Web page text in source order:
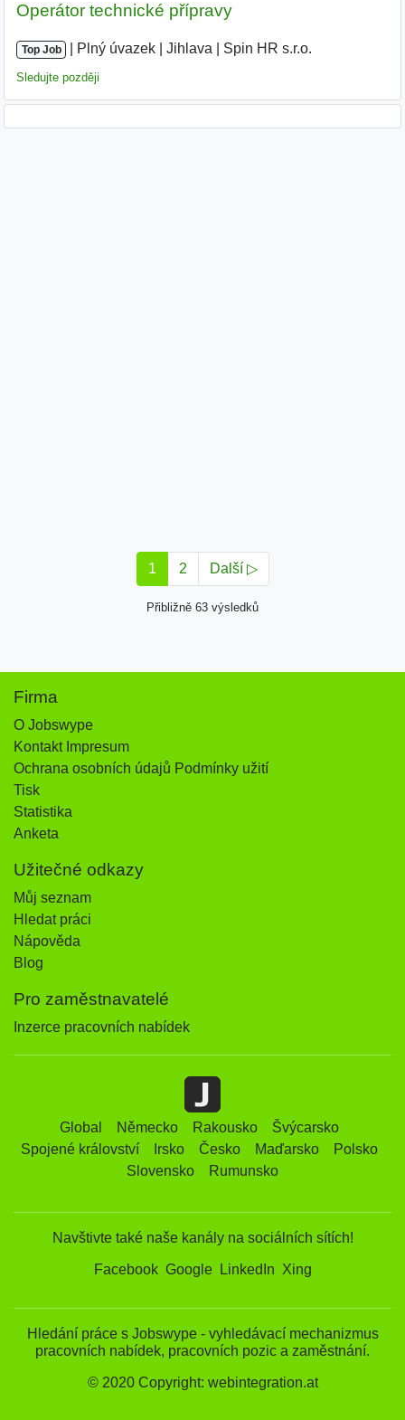
Operátor technické přípravy
Top Job Plný úvazek Jihlava Spin HR s.r.o.
Sledujte později
1 2 Další ▷
Přibližně 63 výsledků
Firma
O Jobswype
Kontakt Impresum
Ochrana osobních údajů Podmínky užití
Tisk
Statistika
Anketa
Užitečné odkazy
Můj seznam
Hledat práci
Nápověda
Blog
Pro zaměstnavatelé
Inzerce pracovních nabídek
Global Německo Rakousko
Švýcarsko
Spojené království
Irsko Česko Maďarsko
Polsko
Slovensko
Rumunsko
Navštivte také naše kanály na sociálních sítích!
Facebook Google LinkedIn Xing
Hledání práce s Jobswype - vyhledávací mechanizmus
pracovních nabídek, pracovních pozic a zaměstnání.
© 2020 Copyright: webintegration.at